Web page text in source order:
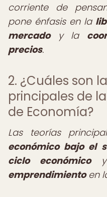
corriente de
pone énfasis en la
mercadoy la
precios.
2. ¿Cuáles son
principales de
de Economía?
Las teorías
económico bajo el
ciclo económicoy
emprendimientoen